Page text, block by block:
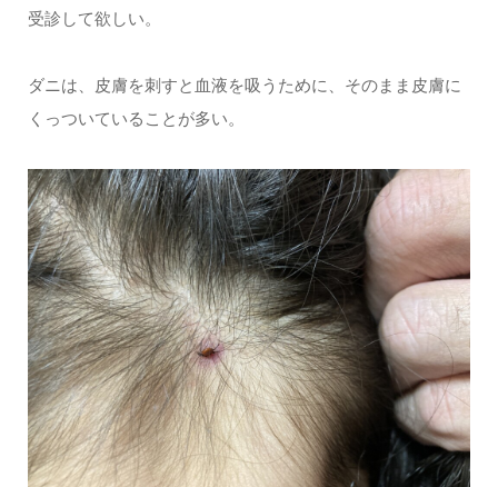
受診して欲しい。
ダニは、皮膚を刺すと血液を吸うために、そのまま皮膚に
くっついていることが多い。